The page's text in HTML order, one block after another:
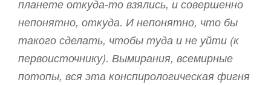
планете откуда-то взялись, и совершенно
непонятно, откуда. И непонятно, что бы
такого сделать, чтобы туда и не уйти (к
первоисточнику). Вымирания, всемирные
потопы, вся эта конспирологическая фигня